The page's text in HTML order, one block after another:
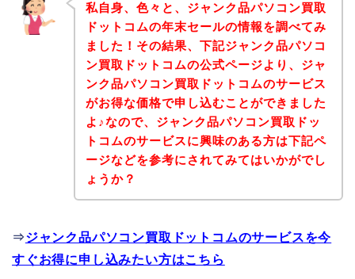
私自身、色々と、ジャンク品パソコン買取
ドットコムの年末セールの情報を調べてみ
ました！その結果、下記ジャンク品パソコ
ン買取ドットコムの公式ページより、ジャ
ンク品パソコン買取ドットコムのサービス
がお得な価格で申し込むことができました
よ♪なので、ジャンク品パソコン買取ドッ
トコムのサービスに興味のある方は下記ペ
ージなどを参考にされてみてはいかがでし
ょうか？
⇒ジャンク品パソコン買取ドットコムのサービスを今
すぐお得に申し込みたい方はこちら